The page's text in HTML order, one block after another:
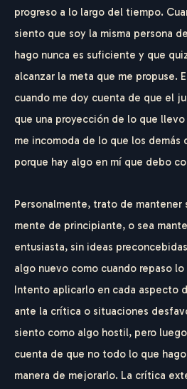
progreso a lo largo del tiempo.
siento que soy la misma persona
hago nunca es suficiente y que
alcanzar la meta que me propuse.
cuando me doy cuenta de que el
que una proyección de lo que
me incomoda de lo que los demás
porque hay algo en mí que debo
Personalmente, trato de mantener
mente de principiante, o sea
entusiasta, sin ideas
algo nuevo como cuando repaso
Intento aplicarlo en cada aspecto
ante la crítica o situaciones
siento como algo hostil, pero
cuenta de que no todo lo que
manera de mejorarlo. La crítica